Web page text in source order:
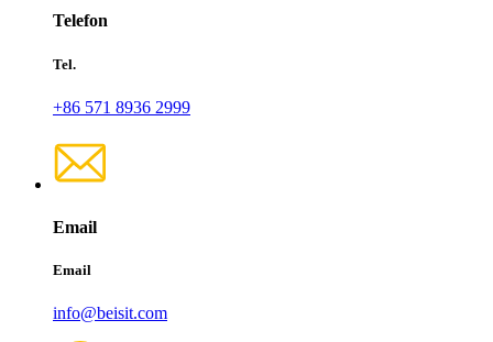
Telefon
Tel.
+86 571 8936 2999
Email
Email
info@beisit.com